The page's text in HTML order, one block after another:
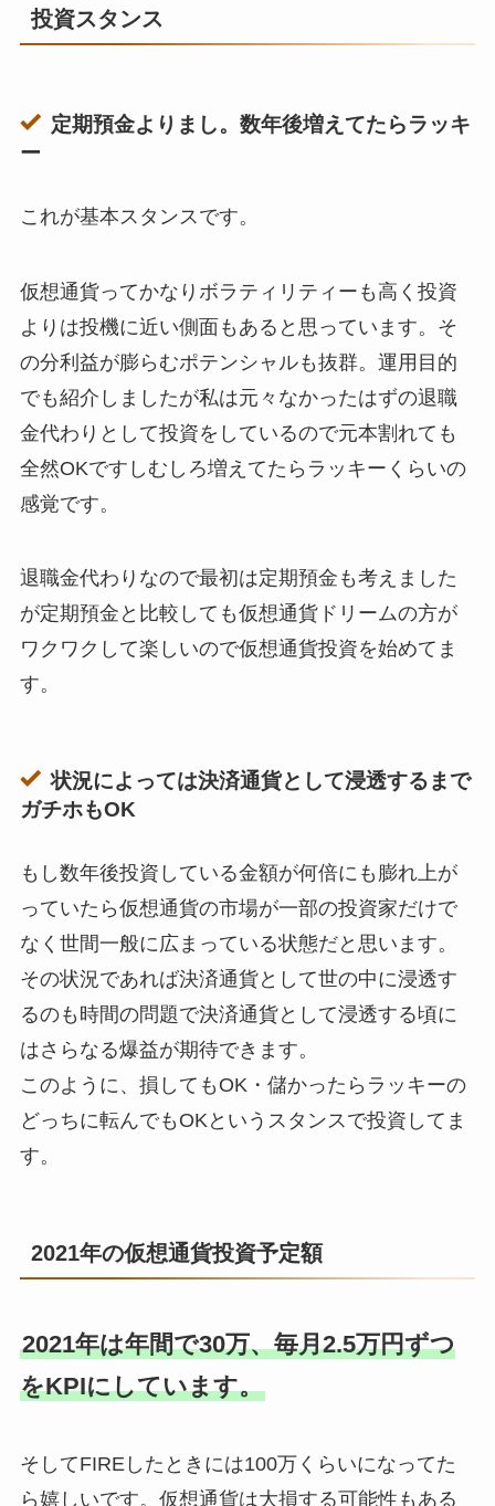
投資スタンス
定期預金よりまし。数年後増えてたらラッキ
ー
これが基本スタンスです。
仮想通貨ってかなりボラティリティーも高く投資
よりは投機に近い側面もあると思っています。そ
の分利益が膨らむポテンシャルも抜群。運用目的
でも紹介しましたが私は元々なかったはずの退職
金代わりとして投資をしているので元本割れても
全然OKですしむしろ増えてたらラッキーくらいの
感覚です。
退職金代わりなので最初は定期預金も考えました
が定期預金と比較しても仮想通貨ドリームの方が
ワクワクして楽しいので仮想通貨投資を始めてま
す。
状況によっては決済通貨として浸透するまで
ガチホもOK
もし数年後投資している金額が何倍にも膨れ上が
っていたら仮想通貨の市場が一部の投資家だけで
なく世間一般に広まっている状態だと思います。
その状況であれば決済通貨として世の中に浸透す
るのも時間の問題で決済通貨として浸透する頃に
はさらなる爆益が期待できます。
このように、損してもOK・儲かったらラッキーの
どっちに転んでもOKというスタンスで投資してま
す。
2021年の仮想通貨投資予定額
2021年は年間で30万、毎月2.5万円ずつ
をKPIにしています。
そしてFIREしたときには100万くらいになってた
ら嬉しいです。仮想通貨は大損する可能性もある